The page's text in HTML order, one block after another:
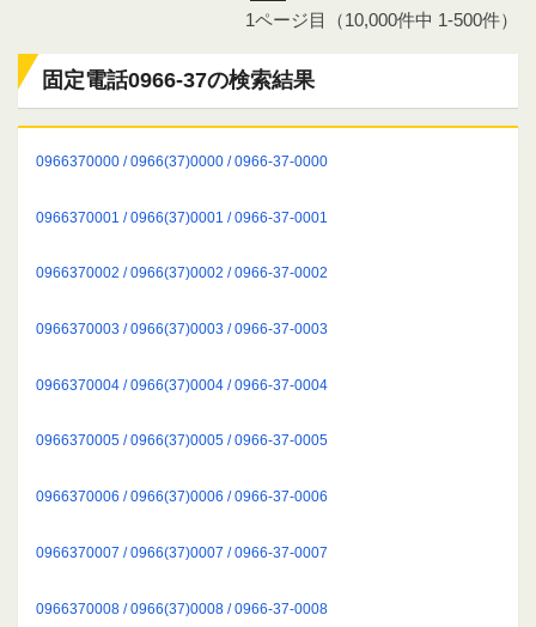
1ページ目（10,000件中 1-500件）
固定電話0966-37の検索結果
0966370000 / 0966(37)0000 / 0966-37-0000
0966370001 / 0966(37)0001 / 0966-37-0001
0966370002 / 0966(37)0002 / 0966-37-0002
0966370003 / 0966(37)0003 / 0966-37-0003
0966370004 / 0966(37)0004 / 0966-37-0004
0966370005 / 0966(37)0005 / 0966-37-0005
0966370006 / 0966(37)0006 / 0966-37-0006
0966370007 / 0966(37)0007 / 0966-37-0007
0966370008 / 0966(37)0008 / 0966-37-0008